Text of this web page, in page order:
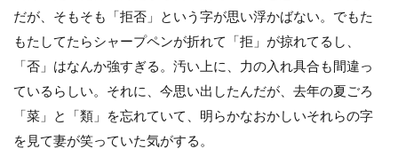
だが、そもそも「拒否」という字が思い浮かばない。でもた
もたしてたらシャープペンが折れて「拒」が掠れてるし、
「否」はなんか強すぎる。汚い上に、力の入れ具合も間違っ
ているらしい。それに、今思い出したんだが、去年の夏ごろ
「菜」と「類」を忘れていて、明らかなおかしいそれらの字
を見て妻が笑っていた気がする。